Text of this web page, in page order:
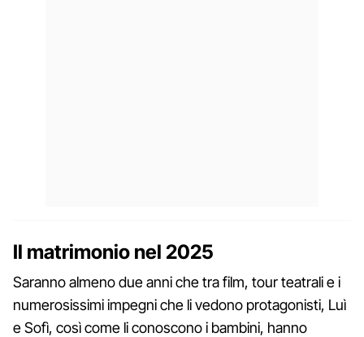
Il matrimonio nel 2025
Saranno almeno due anni che tra film, tour teatrali e i
numerosissimi impegni che li vedono protagonisti, Luì
e Sofì, così come li conoscono i bambini, hanno